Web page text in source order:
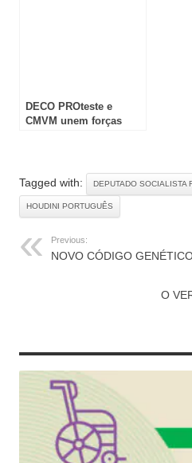
DECO PROteste e
CMVM unem forças
Tagged with: DEPUTADO SOCIALISTA
HOUDINI PORTUGUÊS
Previous:
NOVO CÓDIGO
O